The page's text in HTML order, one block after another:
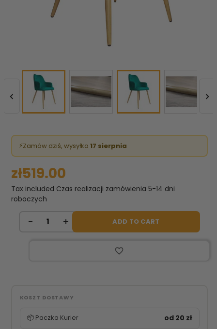
 
⚡Zamów dziś, wysyłka 17 sierpnia
zł519.00
Tax included Czas realizacji zamówienia 5-14 dni
roboczych
ADD TO CART
favorite_border
KOSZT DOSTAWY
📦 Paczka Kurier od 20 zł